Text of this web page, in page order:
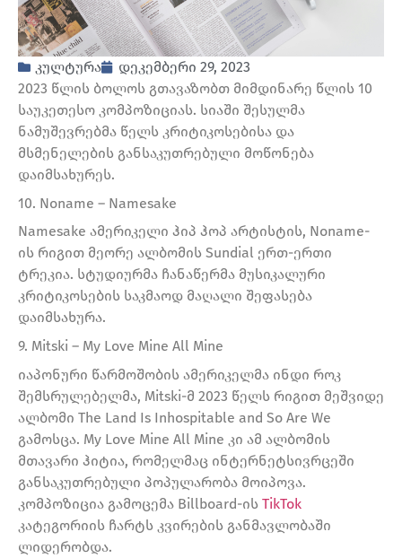
კულტურა
დეკემბერი 29, 2023
2023 წლის ბოლოს გთავაზობთ მიმდინარე წლის 10
საუკეთესო კომპოზიციას. სიაში შესულმა
ნამუშევრებმა წელს კრიტიკოსებისა და
მსმენელების განსაკუთრებული მოწონება
დაიმსახურეს.
10. Noname – Namesake
Namesake ამერიკელი ჰიპ ჰოპ არტისტის, Noname-
ის რიგით მეორე ალბომის Sundial ერთ-ერთი
ტრეკია. სტუდიურმა ჩანაწერმა მუსიკალური
კრიტიკოსების საკმაოდ მაღალი შეფასება
დაიმსახურა.
9. Mitski – My Love Mine All Mine
იაპონური წარმოშობის ამერიკელმა ინდი როკ
შემსრულებელმა, Mitski-მ 2023 წელს რიგით მეშვიდე
ალბომი The Land Is Inhospitable and So Are We
გამოსცა. My Love Mine All Mine კი ამ ალბომის
მთავარი ჰიტია, რომელმაც ინტერნეტსივრცეში
განსაკუთრებული პოპულარობა მოიპოვა.
კომპოზიცია გამოცემა Billboard-ის TikTok
კატეგორიის ჩარტს კვირების განმავლობაში
ლიდერობდა.